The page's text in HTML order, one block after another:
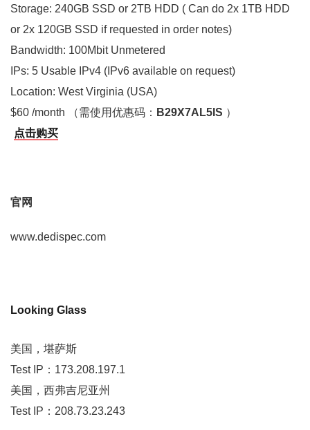
Storage: 240GB SSD or 2TB HDD ( Can do 2x 1TB HDD
or 2x 120GB SSD if requested in order notes)
Bandwidth: 100Mbit Unmetered
IPs: 5 Usable IPv4 (IPv6 available on request)
Location: West Virginia (USA)
$60 /month （需使用优惠码： B29X7AL5IS ）
点击购买
官网
www.dedispec.com
Looking Glass
美国，堪萨斯
Test IP：173.208.197.1
美国，西弗吉尼亚州
Test IP：208.73.23.243